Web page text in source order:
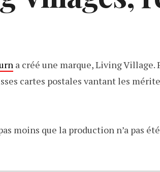
a créé une marque, Living Village.
cartes postales vantant les
moins que la production n’a pas